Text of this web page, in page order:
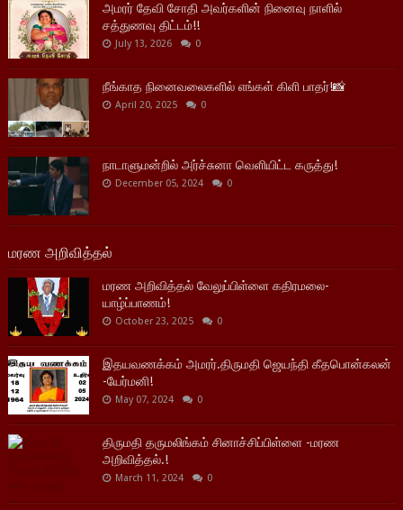
அமரர் தேவி சோதி அவர்களின் நினைவு நாளில்
சத்துணவு திட்டம்!!
July 13, 2026 0
நீங்காத நினைவலைகளில் எங்கள் கிளி பாதர்!📸
April 20, 2025 0
நாடாளுமன்றில் அர்ச்சுனா வெளியிட்ட கருத்து!
December 05, 2024 0
மரண அறிவித்தல்
மரண அறிவித்தல் வேலுப்பிள்ளை கதிரமலை-
யாழ்ப்பாணம்!
October 23, 2025 0
இதயவணக்கம் அமரர்.திருமதி ஜெயந்தி கீதபொன்கலன்
-யேர்மனி!
May 07, 2024 0
திருமதி தருமலிங்கம் சினாச்சிப்பிள்ளை -மரண
அறிவித்தல்.!
March 11, 2024 0